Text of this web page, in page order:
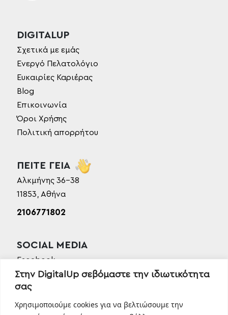
Στην DigitalUp σεβόμαστε την ιδιωτικότητα
σας
Χρησιμοποιούμε cookies για να βελτιώσουμε την
DIGITALUP
Σχετικά με εμάς
Ενεργό Πελατολόγιο
Ευκαιρίες Καριέρας
Blog
Επικοινωνία
Όροι Χρήσης
Πολιτική απορρήτου
ΠΕΙΤΕ ΓΕΙΑ
Αλκμήνης 36-38
11853, Αθήνα
2106771802
SOCIAL MEDIA
Facebook
Instagram
Linkedin
TikTok